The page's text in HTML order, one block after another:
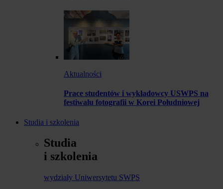
Aktualności
Prace studentów i wykładowcy USWPS na
festiwalu fotografii w Korei Południowej
Studia i szkolenia
Studia
i szkolenia
wydziały Uniwersytetu SWPS